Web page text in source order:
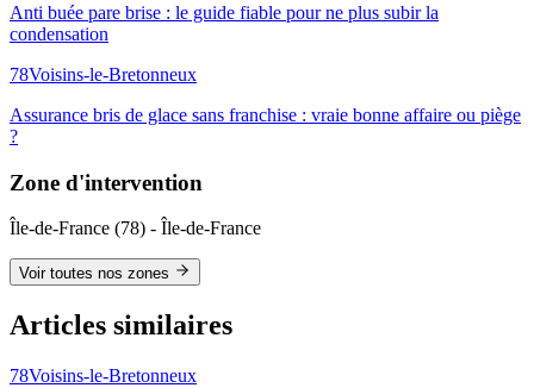
Anti buée pare brise : le guide fiable pour ne plus subir la
condensation
78Voisins-le-Bretonneux
Assurance bris de glace sans franchise : vraie bonne affaire ou piège
?
Zone d'intervention
Île-de-France (78) - Île-de-France
Voir toutes nos zones
Articles similaires
78Voisins-le-Bretonneux